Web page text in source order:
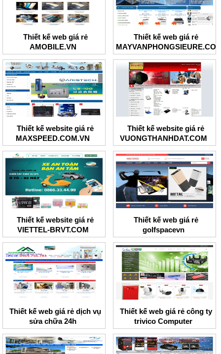
Thiết kế web giá rẻ
AMOBILE.VN
Thiết kế web giá rẻ
Thiết kế website giá rẻ
MAXSPEED.COM.VN
Thiết kế website giá rẻ
VUONGTHANHDAT.COM
Thiết kế website giá rẻ
VIETTEL-BRVT.COM
Thiết kế web giá rẻ
golfspacevn
Thiết kế web giá rẻ dịch vụ
sửa chữa 24h
Thiết kế web giá rẻ công ty
trivico Computer